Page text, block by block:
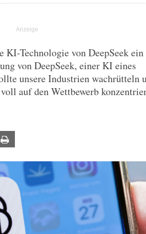
Technologie von DeepSeek ein
von DeepSeek, einer KI eines
unsere Industrien wachrütteln
auf den Wettbewerb